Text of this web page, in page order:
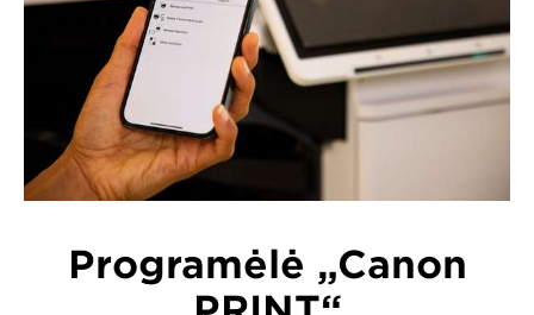
Programėlė „Canon